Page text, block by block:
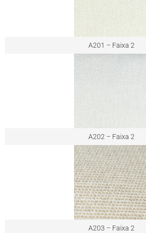
A201 – Faixa 2
A202 – Faixa 2
A203 – Faixa 2